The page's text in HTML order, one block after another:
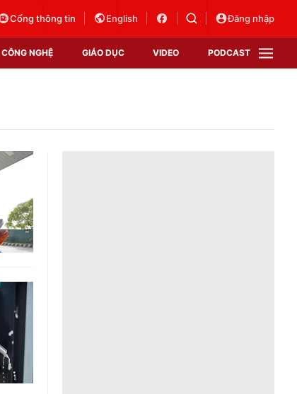
Cổng thông tin English Đăng nhập
CÔNG NGHỆ GIÁO DỤC VIDEO PODCAST
VTV Sức khoẻ